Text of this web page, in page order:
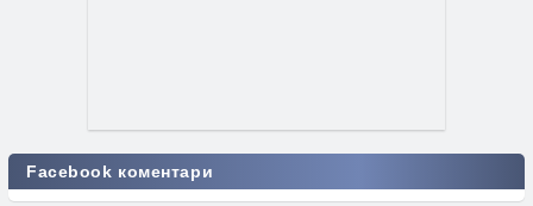
Facebook коментари